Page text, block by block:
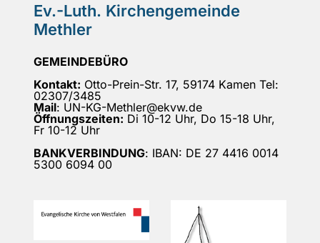
Ev.-Luth. Kirchengemeinde
Methler
GEMEINDEBÜRO
Kontakt: Otto-Prein-Str. 17, 59174 Kamen Tel:
02307/3485
Mail: UN-KG-Methler@ekvw.de
Öffnungszeiten: Di 10-12 Uhr, Do 15-18 Uhr,
Fr 10-12 Uhr
BANKVERBINDUNG: IBAN: DE 27 4416 0014
5300 6094 00